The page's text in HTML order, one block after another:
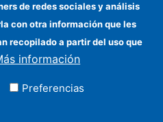
FEDER
financiadores
llegar
de redes sociales y análisis
con otra información que les
recopilado a partir del uso que
información
Preferencias